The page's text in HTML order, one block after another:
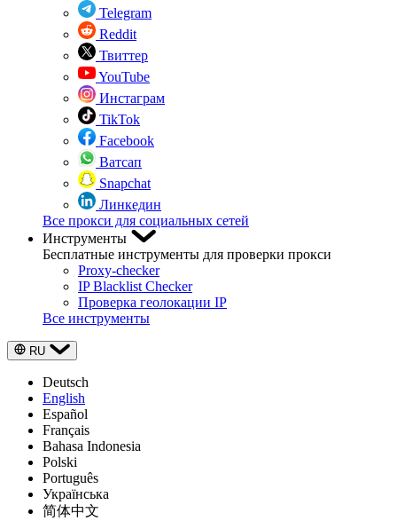
Telegram
Reddit
Твиттер
YouTube
Инстаграм
TikTok
Facebook
Ватсап
Snapchat
Линкедин
Все прокси для социальных сетей
Инструменты
Бесплатные инструменты для проверки прокси
Proxy-checker
IP Blacklist Checker
Проверка геолокации IP
Все инструменты
RU
Deutsch
English
Español
Français
Bahasa Indonesia
Polski
Português
Українська
简体中文